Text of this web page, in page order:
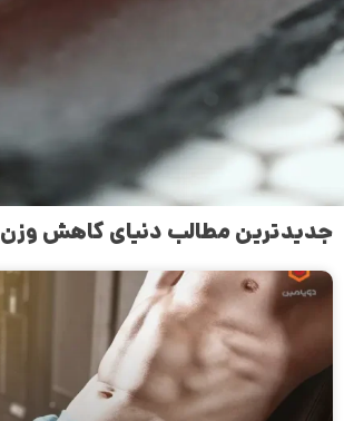
جدیدترین مطالب دنیای کاهش وزن